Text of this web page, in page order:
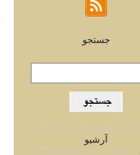
جستجو
آرشیو